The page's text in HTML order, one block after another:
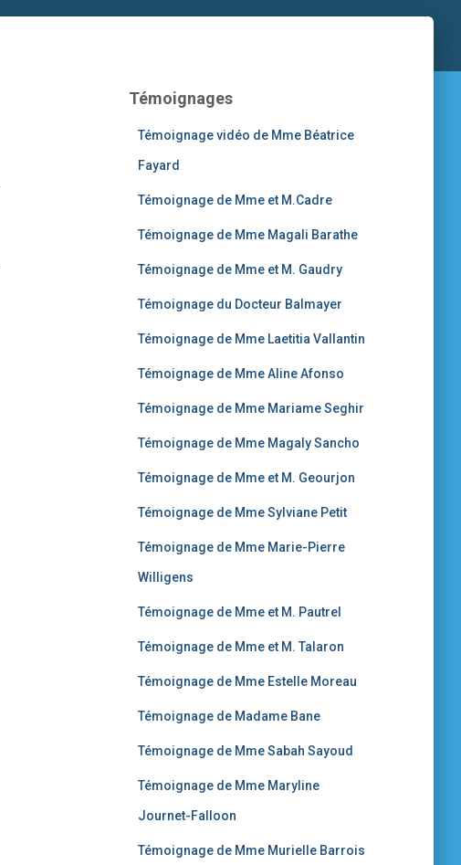
Témoignages
Témoignage vidéo de Mme Béatrice
Fayard
Témoignage de Mme et M.Cadre
Témoignage de Mme Magali Barathe
Témoignage de Mme et M. Gaudry
Témoignage du Docteur Balmayer
Témoignage de Mme Laetitia Vallantin
Témoignage de Mme Aline Afonso
Témoignage de Mme Mariame Seghir
Témoignage de Mme Magaly Sancho
Témoignage de Mme et M. Geourjon
Témoignage de Mme Sylviane Petit
Témoignage de Mme Marie-Pierre
Willigens
Témoignage de Mme et M. Pautrel
Témoignage de Mme et M. Talaron
Témoignage de Mme Estelle Moreau
Témoignage de Madame Bane
Témoignage de Mme Sabah Sayoud
Témoignage de Mme Maryline
Journet-Falloon
Témoignage de Mme Murielle Barrois